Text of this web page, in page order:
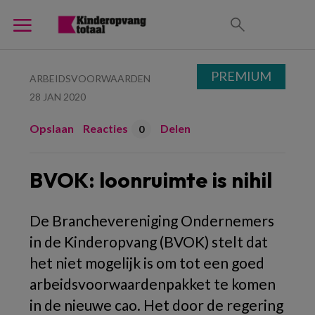
ARBEIDSVOORWAARDEN
28 JAN 2020
Opslaan Reacties 0 Delen
BVOK: loonruimte is nihil
De Branchevereniging Ondernemers
in de Kinderopvang (BVOK) stelt dat
het niet mogelijk is om tot een goed
arbeidsvoorwaardenpakket te komen
in de nieuwe cao. Het door de regering
PREMIUM